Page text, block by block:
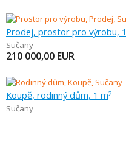
Prodej, prostor pro výrobu,
Sučany
210 000,00 EUR
Koupě, rodinný dům, 1 m2
Sučany